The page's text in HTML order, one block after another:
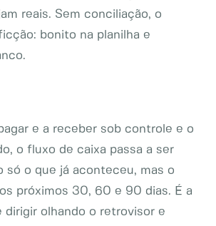
reais. Sem conciliação, o
bonito na planilha e
e a receber sob controle e o
o fluxo de caixa passa a ser
só o que já aconteceu, mas o
próximos 30, 60 e 90 dias. É a
dirigir olhando o retrovisor e